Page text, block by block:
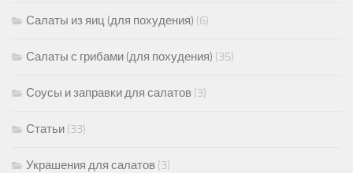
Салаты из яиц (для похудения) (6)
Салаты с грибами (для похудения) (35)
Соусы и заправки для салатов (3)
Статьи (33)
Украшения для салатов (3)